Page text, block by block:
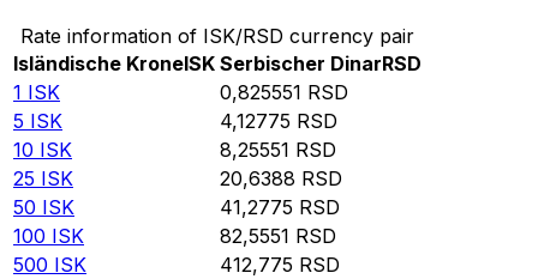
Rate information of ISK/RSD currency pair
Isländische KroneISK Serbischer DinarRSD
1 ISK 0,825551 RSD
5 ISK 4,12775 RSD
10 ISK 8,25551 RSD
25 ISK 20,6388 RSD
50 ISK 41,2775 RSD
100 ISK 82,5551 RSD
500 ISK 412,775 RSD